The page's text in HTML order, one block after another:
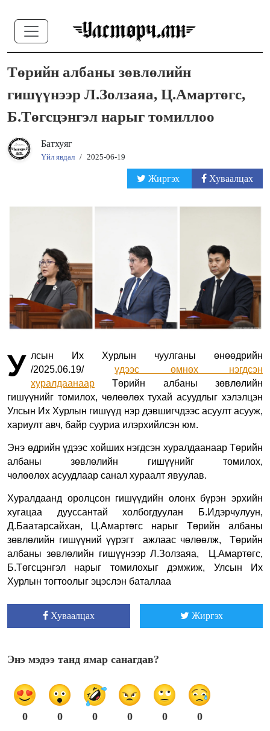
Төрийн албаны зөвлөлийн
гишүүнээр Л.Золзаяа, Ц.Амартөгс,
Б.Төгсцэнгэл нарыг томиллоо
Батхуяг
Үйл явдал / 2025-06-19
Жиргэх Хуваалцах
У лсын Их Хурлын чуулганы өнөөдрийн
/2025.06.19/үдээс өмнөх нэгдсэн
хуралдаанаар
Төрийн албаны зөвлөлийн
гишүүнийг томилох, чөлөөлөх тухай асуудлыг хэлэлцэн
Улсын Их Хурлын гишүүд нэр дэвшигчдээс асуулт асууж,
хариулт авч, байр сууриа илэрхийлсэн юм.
Энэ өдрийн үдээс хойших нэгдсэн хуралдаанаар Төрийн
албаны зөвлөлийн гишүүнийг томилох,
чөлөөлөх асуудлаар санал хураалт явуулав.
Хуралдаанд оролцсон гишүүдийн олонх бүрэн эрхийн
хугацаа дууссантай холбогдуулан Б.Идэрчулуун,
Д.Баатарсайхан, Ц.Амартөгс нарыг Төрийн албаны
зөвлөлийн гишүүний үүрэгт ажлаас чөлөөлж, Төрийн
албаны зөвлөлийн гишүүнээр Л.Золзаяа, Ц.Амартөгс,
Б.Төгсцэнгэл нарыг томилохыг дэмжиж, Улсын Их
Хурлын тогтоолыг эцэслэн баталлаа
Хуваалцах Жиргэх
Энэ мэдээ танд ямар санагдав?
0 0 0 0 0 0